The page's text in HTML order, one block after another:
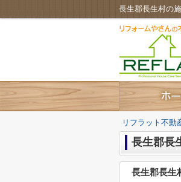
長生郡長生村の
リフラット不動
長生郡長
長生郡長生